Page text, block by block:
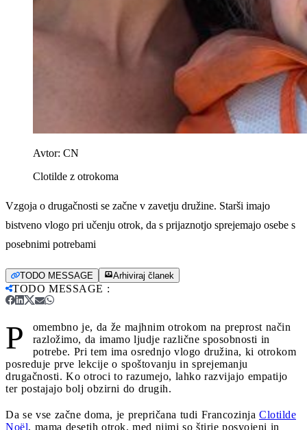
Avtor: CN
Clotilde z otrokoma
Vzgoja o drugačnosti se začne v zavetju družine. Starši imajo
bistveno vlogo pri učenju otrok, da s prijaznotjo sprejemajo osebe s
posebnimi potrebami
TODO MESSAGE Arhiviraj članek
TODO MESSAGE :
P
omembno je, da že majhnim otrokom na preprost način
razložimo, da imamo ljudje različne sposobnosti in
potrebe. Pri tem ima osrednjo vlogo družina, ki otrokom
posreduje prve lekcije o spoštovanju in sprejemanju
drugačnosti. Ko otroci to razumejo, lahko razvijajo empatijo
ter postajajo bolj obzirni do drugih.
Da se vse začne doma, je prepričana tudi Francozinja Clotilde
Noël, mama desetih otrok, med njimi so štirje posvojeni in